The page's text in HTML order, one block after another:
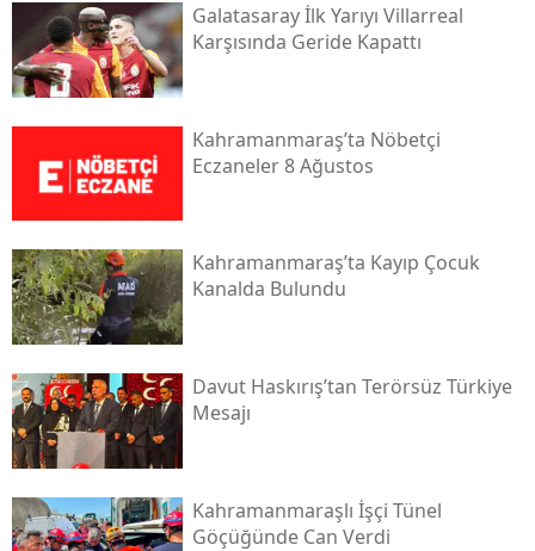
Galatasaray İlk Yarıyı Villarreal
Karşısında Geride Kapattı
Kahramanmaraş’ta Nöbetçi
Eczaneler 8 Ağustos
Kahramanmaraş’ta Kayıp Çocuk
Kanalda Bulundu
Davut Haskırış’tan Terörsüz Türkiye
Mesajı
Kahramanmaraşlı İşçi Tünel
Göçüğünde Can Verdi